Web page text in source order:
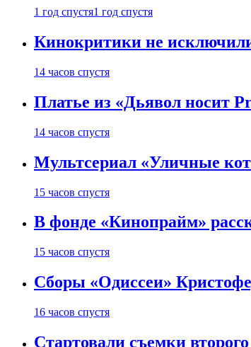
1 год спустя1 год спустя
Кинокритики не
14 часов спустя
Платье из «Дьявол носит
14 часов спустя
Мультсериал «Уличные
15 часов спустя
В фонде «Кинопрайм»
15 часов спустя
Сборы «Одиссеи»
16 часов спустя
Стартовали съемки